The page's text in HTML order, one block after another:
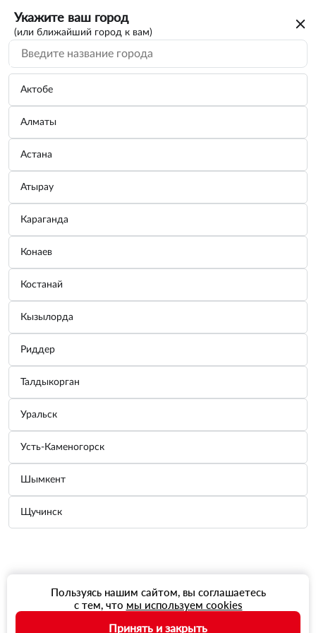
Укажите ваш город
(или ближайший город к вам)
Актобе
Алматы
Астана
Атырау
Караганда
Конаев
Костанай
Кызылорда
Риддер
Талдыкорган
Уральск
Усть-Каменогорск
Шымкент
Щучинск
Пользуясь нашим сайтом, вы соглашаетесь
с тем, что мы используем cookies
Принять и закрыть